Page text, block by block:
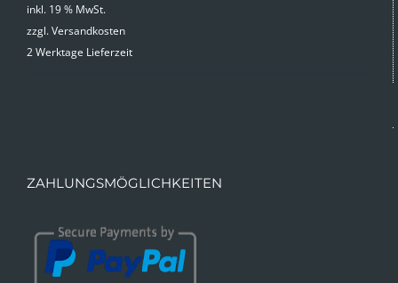
inkl. 19 % MwSt.
zzgl.Versandkosten
2 Werktage Lieferzeit
ZAHLUNGSMÖGLICHKEITEN